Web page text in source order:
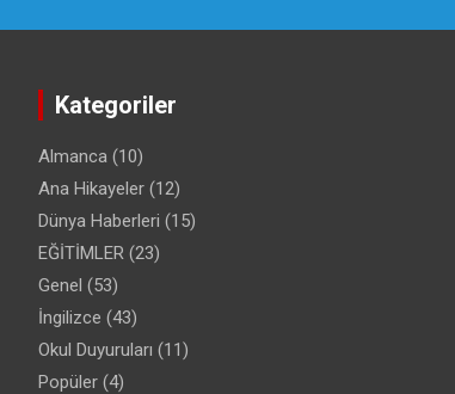
Kategoriler
Almanca (10)
Ana Hikayeler (12)
Dünya Haberleri (15)
EĞİTİMLER (23)
Genel (53)
İngilizce (43)
Okul Duyuruları (11)
Popüler (4)